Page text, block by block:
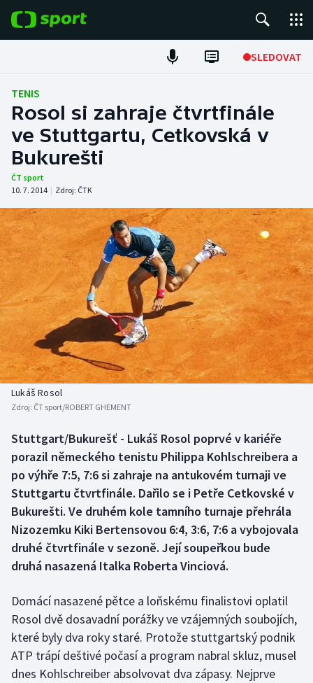
SLEDOVAT
Fotbal
Hokej
Tenis
Atletika
Cyklistika
DALŠÍ SPORTY
Americký fotbal
Baseball a softbal
Basketbal
Biatlon
Box
Curling
Dostihy
Florbal
Futsal
Golf
Gymnastika
NEPŘEHLÉDNĚTE
Soutěže
Historické návraty
Aplikace ČT sport
TENIS
Rosol si zahraje čtvrtfinále
ve Stuttgartu, Cetkovská v
Bukurešti
ČT sport
10. 7. 2014 | Zdroj: ČTK
Lukáš Rosol
Zdroj: ČT sport/ROBERT GHEMENT
Stuttgart/Bukurešť - Lukáš Rosol poprvé v kariéře
porazil německého tenistu Philippa Kohlschreibera a
po výhře 7:5, 7:6 si zahraje na antukovém turnaji ve
Stuttgartu čtvrtfinále. Dařilo se i Petře Cetkovské v
Bukurešti. Ve druhém kole tamního turnaje přehrála
Nizozemku Kiki Bertensovou 6:4, 3:6, 7:6 a vybojovala
druhé čtvrtfinále v sezoně. Její soupeřkou bude
druhá nasazená Italka Roberta Vinciová.
Domácí nasazené pětce a loňskému finalistovi oplatil
Rosol dvě dosavadní porážky ve vzájemných soubojích,
které byly dva roky staré. Protože stuttgartský podnik
ATP trápí deštivé počasí a program nabral skluz, musel
dnes Kohlschreiber absolvovat dva zápasy. Nejprve